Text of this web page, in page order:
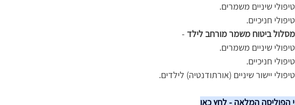
טיפולי שיניים משמרים.
טיפולי חניכיים.
מסלול ביטוח משמר מורחב לילד -
טיפולי שיניים משמרים.
טיפולי חניכיים.
טיפולי יישור שיניים (אורתודנטיה) לילדים.
הפוליסה המלאה - לחץ כאן